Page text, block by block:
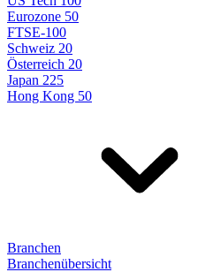
Eurozone 50
FTSE-100
Schweiz 20
Österreich 20
Japan 225
Hong Kong 50
Branchen
Branchenübersicht